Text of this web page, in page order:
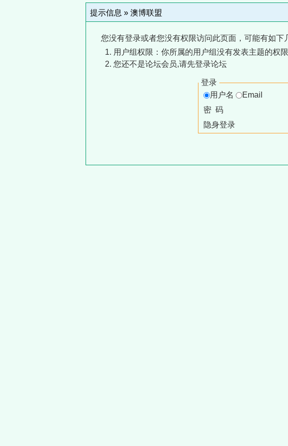
提示信息 » 澳博联盟
您没有登录或者您没有权限访问此页面，可能有如下
用户组权限：你所属的用户组没有发表主题的权
您还不是论坛会员,请先登录论坛
登录
用户名
Email
密 码
隐身登录